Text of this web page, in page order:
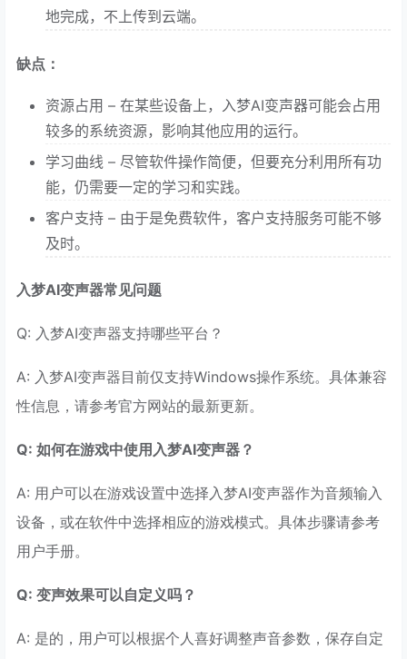
地完成，不上传到云端。
缺点：
资源占用 – 在某些设备上，入梦AI变声器可能会占用
较多的系统资源，影响其他应用的运行。
学习曲线 – 尽管软件操作简便，但要充分利用所有功
能，仍需要一定的学习和实践。
客户支持 – 由于是免费软件，客户支持服务可能不够
及时。
入梦AI变声器常见问题
Q: 入梦AI变声器支持哪些平台？
A: 入梦AI变声器目前仅支持Windows操作系统。具体兼容
性信息，请参考官方网站的最新更新。
Q: 如何在游戏中使用入梦AI变声器？
A: 用户可以在游戏设置中选择入梦AI变声器作为音频输入
设备，或在软件中选择相应的游戏模式。具体步骤请参考
用户手册。
Q: 变声效果可以自定义吗？
A: 是的，用户可以根据个人喜好调整声音参数，保存自定